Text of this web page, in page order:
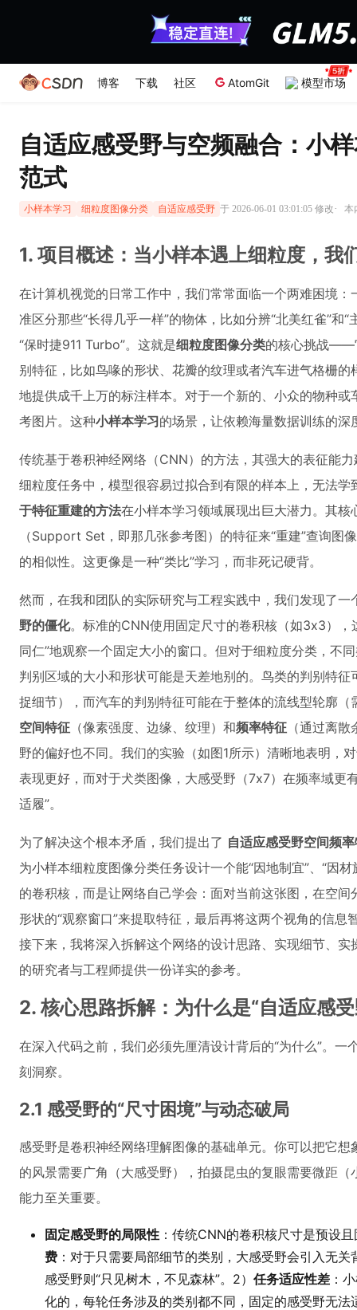
博客 下载 社区 AtomGit 模型市场
自适应感受野与空频融合：小
范式
小样本学习 细粒度图像分类 自适应感受野 于 2026-06-01 03:01:05 修改· 本
1. 项目概述：当小样本遇上细粒度，我
在计算机视觉的日常工作中，我们常常面临一个两难困境
准区分那些“长得几乎一样”的物体，比如分辨“北美红雀”和
“保时捷911 Turbo”。这就是细粒度图像分类的核心挑战——
别特征，比如鸟喙的形状、花瓣的纹理或者汽车进气格栅
地提供成千上万的标注样本。对于一个新的、小众的物种
考图片。这种小样本学习的场景，让依赖海量数据训练的深
传统基于卷积神经网络（CNN）的方法，其强大的表征能
细粒度任务中，模型很容易过拟合到有限的样本上，无法
于特征重建的方法在小样本学习领域展现出巨大潜力。其
（Support Set，即那几张参考图）的特征来“重建”查询
的相似性。这更像是一种“类比”学习，而非死记硬背。
然而，在我和团队的实际研究与工程实践中，我们发现了
野的僵化。标准的CNN使用固定尺寸的卷积核（如3x3），
同仁”地观察一个固定大小的窗口。但对于细粒度分类，不
判别区域的大小和形状可能是天差地别的。鸟类的判别特
捉细节），而汽车的判别特征可能在于整体的流线型轮廓
空间特征 （像素强度、边缘、纹理）和频率特征 （通过离
野的偏好也不同。我们的实验（如图1所示）清晰地表明，
表现更好，而对于犬类图像，大感受野（7x7）在频率域更
适履”。
为了解决这个根本矛盾，我们提出了 自适应感受野空间频
为小样本细粒度图像分类任务设计一个能“因地制宜”、“因
的卷积核，而是让网络自己学会：面对当前这张图，在空
形状的“观察窗口”来提取特征，最后再将这两个视角的信
接下来，我将深入拆解这个网络的设计思路、实现细节、实
的研究者与工程师提供一份详实的参考。
2. 核心思路拆解：为什么是“自适应感
在深入代码之前，我们必须先厘清设计背后的“为什么”。
刻洞察。
2.1 感受野的“尺寸困境”与动态破局
感受野是卷积神经网络理解图像的基础单元。你可以把它
的风景需要广角（大感受野），拍摄昆虫的复眼需要微距（
能力至关重要。
固定感受野的局限性 ：传统CNN的卷积核尺寸是预设
费 ：对于只需要局部细节的类别，大感受野会引入无
感受野则“只见树木，不见森林”。2） 任务适应性差 ：
化的，每轮任务涉及的类别都不同，固定的感受野无法